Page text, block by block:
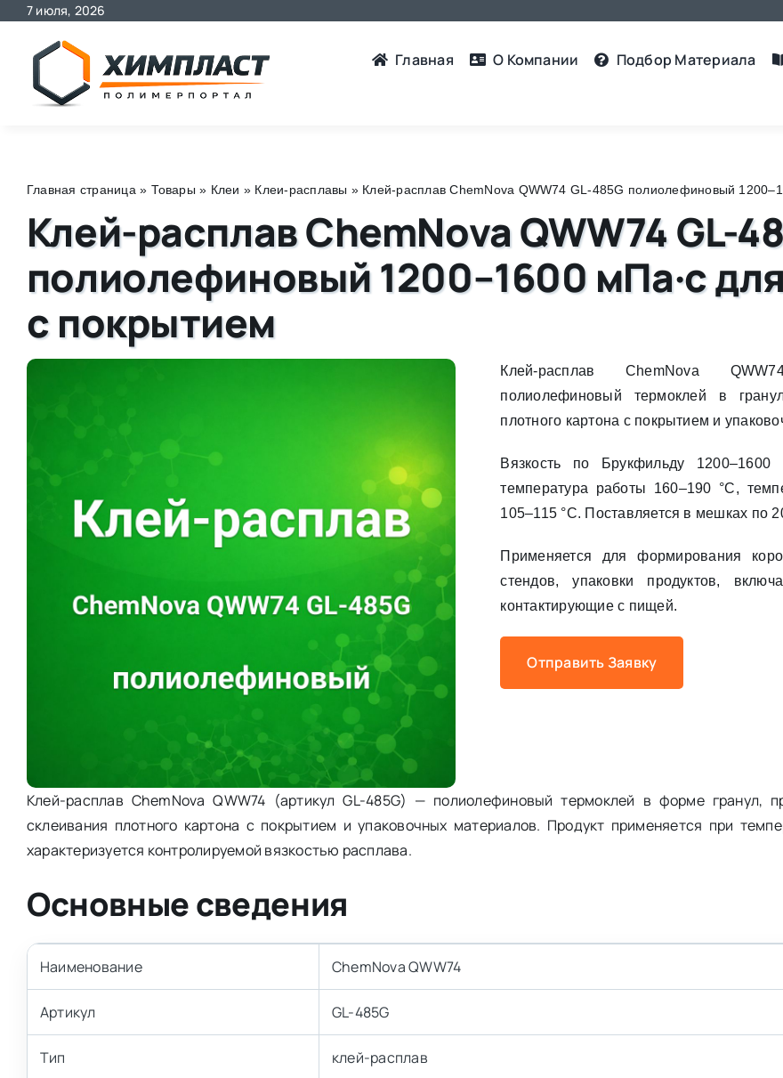
Skip
content
7 июля, 2026
Главная О Компании Подбор Материалa
Главная страница » Товары » Клеи » Клеи-расплавы » Клей-расплав ChemNova QWW74 GL-485G полиолефиновый
Клей-расплав ChemNova QWW74 GL-
полиолефиновый 1200–1600 мПа·с
с покрытием
Клей-расплав ChemNova
полиолефиновый термоклей в
плотного картона с покрытием и
Вязкость по Брукфильду
температура работы 160–190 °C,
105–115 °C. Поставляется в мешках по
Применяется для формирования
стендов, упаковки продуктов,
контактирующие с пищей.
Отправить Заявку
Клей-расплав ChemNova QWW74 (артикул GL-485G) — полиолефиновый термоклей в форме гранул,
склеивания плотного картона с покрытием и упаковочных материалов. Продукт применяется при
характеризуется контролируемой вязкостью расплава.
Основные сведения
Наименование ChemNova QWW74
Артикул GL-485G
Тип клей-расплав